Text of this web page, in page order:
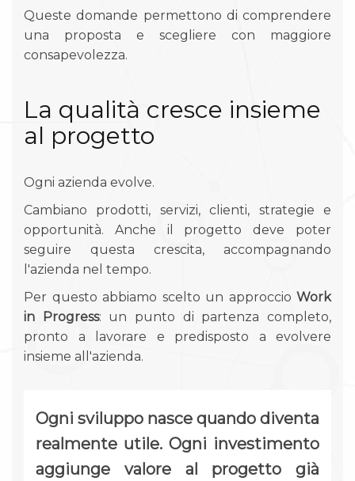
Queste domande permettono di comprendere
una proposta e scegliere con maggiore
consapevolezza.
La qualità cresce insieme
al progetto
Ogni azienda evolve.
Cambiano prodotti, servizi, clienti, strategie e
opportunità. Anche il progetto deve poter
seguire questa crescita, accompagnando
l'azienda nel tempo.
Per questo abbiamo scelto un approccio Work
in Progress: un punto di partenza completo,
pronto a lavorare e predisposto a evolvere
insieme all'azienda.
Ogni sviluppo nasce quando diventa
realmente utile. Ogni investimento
aggiunge valore al progetto già